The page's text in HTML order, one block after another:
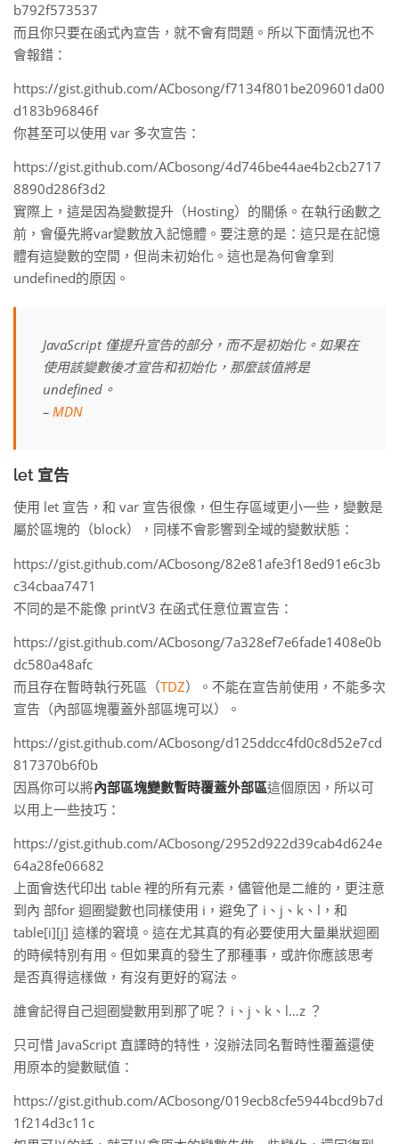
b792f573537
而且你只要在函式內宣告，就不會有問題。所以下面情況也不
會報錯：
https://gist.github.com/ACbosong/f7134f801be209601da00
d183b96846f
你甚至可以使用 var 多次宣告：
https://gist.github.com/ACbosong/4d746be44ae4b2cb2717
8890d286f3d2
實際上，這是因為變數提升（Hosting）的關係。在執行函數之
前，會優先將var變數放入記憶體。要注意的是：這只是在記憶
體有這變數的空間，但尚未初始化。這也是為何會拿到
undefined的原因。
JavaScript 僅提升宣告的部分，而不是初始化。如果在
使用該變數後才宣告和初始化，那麼該值將是
undefined。
– MDN
let 宣告
使用 let 宣告，和 var 宣告很像，但生存區域更小一些，變數是
屬於區塊的（block），同樣不會影響到全域的變數狀態：
https://gist.github.com/ACbosong/82e81afe3f18ed91e6c3b
c34cbaa7471
不同的是不能像 printV3 在函式任意位置宣告：
https://gist.github.com/ACbosong/7a328ef7e6fade1408e0b
dc580a48afc
而且存在暫時執行死區（TDZ）。不能在宣告前使用，不能多次
宣告（內部區塊覆蓋外部區塊可以）。
https://gist.github.com/ACbosong/d125ddcc4fd0c8d52e7cd
817370b6f0b
因爲你可以將內部區塊變數暫時覆蓋外部區這個原因，所以可
以用上一些技巧：
https://gist.github.com/ACbosong/2952d922d39cab4d624e
64a28fe06682
上面會迭代印出 table 裡的所有元素，儘管他是二維的，更注意
到內 部for 迴圈變數也同樣使用 i，避免了 i、j、k、l，和
table[i][j] 這樣的窘境。這在尤其真的有必要使用大量巢狀迴圈
的時候特別有用。但如果真的發生了那種事，或許你應該思考
是否真得這樣做，有沒有更好的寫法。
誰會記得自己迴圈變數用到那了呢？ i、j、k、l…z ？
只可惜 JavaScript 直譯時的特性，沒辦法同名暫時性覆蓋還使
用原本的變數賦值：
https://gist.github.com/ACbosong/019ecb8cfe5944bcd9b7d
1f214d3c11c